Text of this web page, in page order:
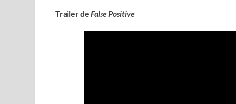
Trailer de False Positive